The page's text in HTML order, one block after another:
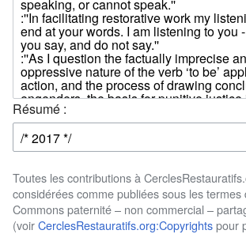
Résumé :
Toutes les contributions à
considérées comme publiées sous les termes
Commons paternité – non commercial –
(voirCerclesRestauratifs.org:Copyrightspour